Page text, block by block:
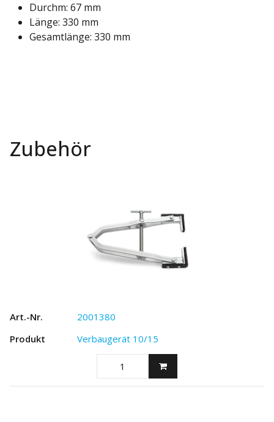
Durchm: 67 mm
Länge: 330 mm
Gesamtlänge: 330 mm
Zubehör
2001380
Verbaugerät 10/15